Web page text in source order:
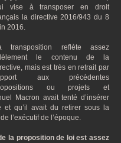
vise à transposer en droit
la directive 2016/943 du 8
2016.
transposition reflète assez
le contenu de la
mais est très en retrait par
aux précédentes
ou projets et
Macron avait tenté d’insérer
et qu’il avait du retirer sous la
l’exécutif de l’époque.
la proposition de loi est assez